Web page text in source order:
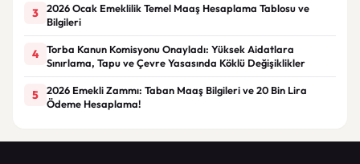
3
2026 Ocak Emeklilik Temel Maaş Hesaplama Tablosu ve
Bilgileri
4
Torba Kanun Komisyonu Onayladı: Yüksek Aidatlara
Sınırlama, Tapu ve Çevre Yasasında Köklü Değişiklikler
5
2026 Emekli Zammı: Taban Maaş Bilgileri ve 20 Bin Lira
Ödeme Hesaplama!